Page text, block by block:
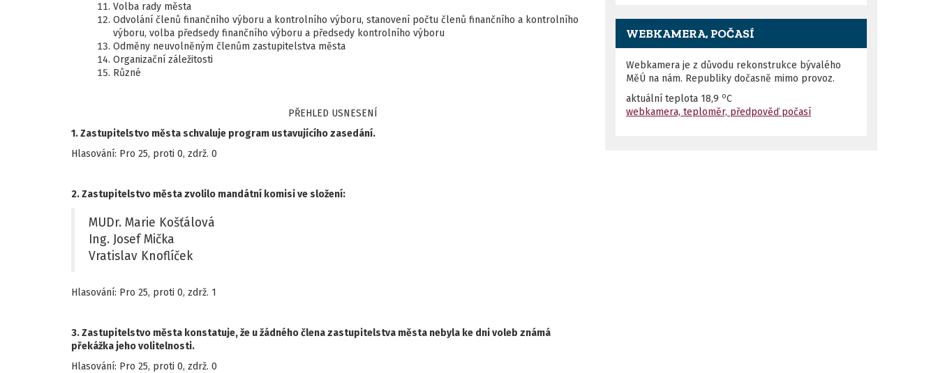
Volba rady města
Odvolání členů finančního výboru a kontrolního výboru, stanovení počtu členů finančního a kontrolního
výboru, volba předsedy finančního výboru a předsedy kontrolního výboru
Odměny neuvolněným členům zastupitelstva města
Organizační záležitosti
Různé
PŘEHLED USNESENÍ
1. Zastupitelstvo města schvaluje program ustavujícího zasedání.
Hlasování: Pro 25, proti 0, zdrž. 0
2. Zastupitelstvo města zvolilo mandátní komisi ve složení:
MUDr. Marie Košťálová
Ing. Josef Mička
Vratislav Knoflíček
Hlasování: Pro 25, proti 0, zdrž. 1
3. Zastupitelstvo města konstatuje, že u žádného člena zastupitelstva města nebyla ke dni voleb známá
překážka jeho volitelnosti.
Hlasování: Pro 25, proti 0, zdrž. 0
WEBKAMERA, POČASÍ
Webkamera je z důvodu rekonstrukce bývalého
MěÚ na nám. Republiky dočasně mimo provoz.
aktuální teplota 18,9 oC
webkamera, teploměr, předpověď počasí